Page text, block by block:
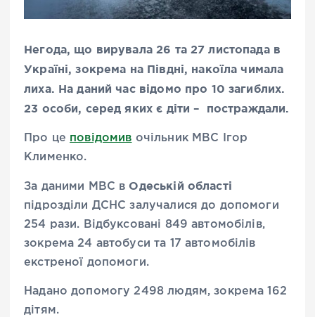
Негода, що вирувала 26 та 27 листопада в
Україні, зокрема на Півдні, накоїла чимала
лиха. На даний час відомо про 10 загиблих.
23 особи, серед яких є діти – постраждали.
Про це повідомив очільник МВС Ігор
Клименко.
За даними МВС в Одеській області
підрозділи ДСНС залучалися до допомоги
254 рази. Відбуксовані 849 автомобілів,
зокрема 24 автобуси та 17 автомобілів
екстреної допомоги.
Надано допомогу 2498 людям, зокрема 162
дітям.